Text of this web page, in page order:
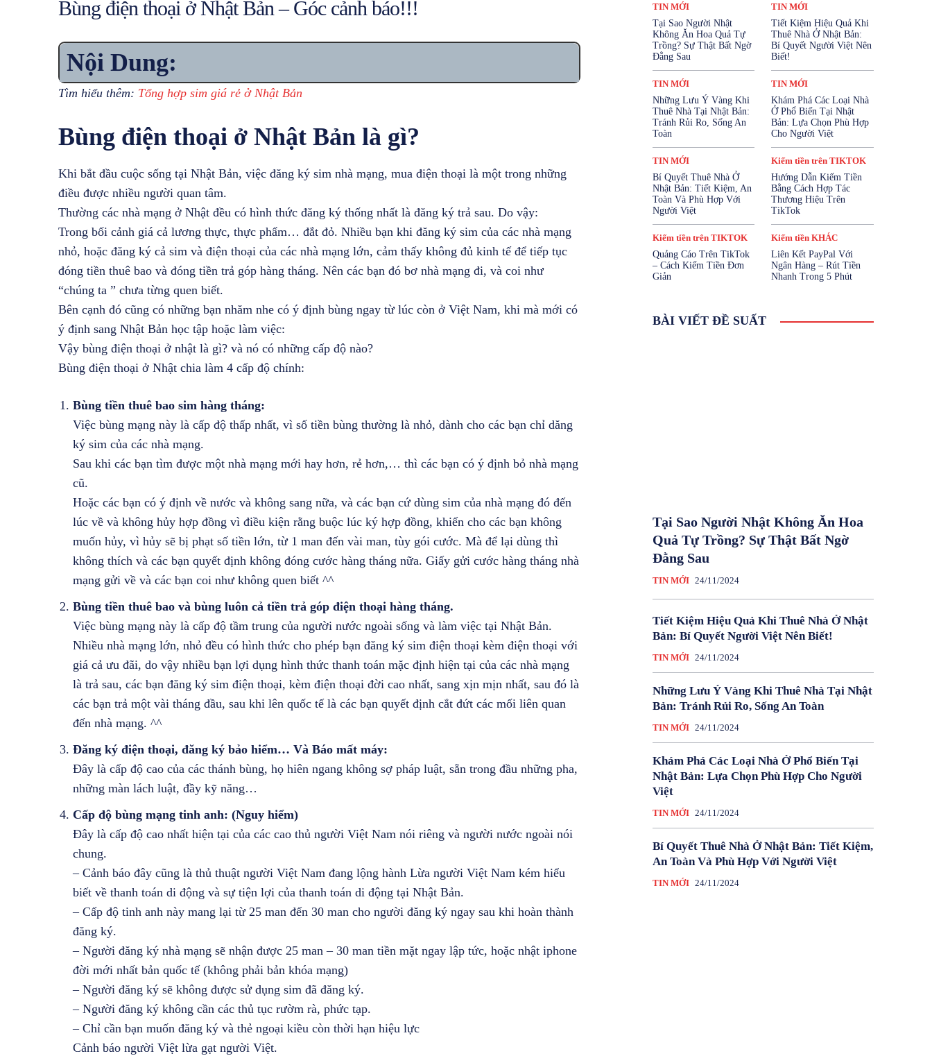
Bùng điện thoại ở Nhật Bản – Góc cảnh báo!!!
Nội Dung:
Tìm hiểu thêm: Tổng hợp sim giá rẻ ở Nhật Bản
Bùng điện thoại ở Nhật Bản là gì?
Khi bắt đầu cuộc sống tại Nhật Bản, việc đăng ký sim nhà mạng, mua điện thoại là một trong những
điều được nhiều người quan tâm.
Thường các nhà mạng ở Nhật đều có hình thức đăng ký thống nhất là đăng ký trả sau. Do vậy:
Trong bối cảnh giá cả lương thực, thực phẩm… đắt đỏ. Nhiều bạn khi đăng ký sim của các nhà mạng
nhỏ, hoặc đăng ký cả sim và điện thoại của các nhà mạng lớn, cảm thấy không đủ kinh tế để tiếp tục
đóng tiền thuê bao và đóng tiền trả góp hàng tháng. Nên các bạn đó bơ nhà mạng đi, và coi như
“chúng ta ” chưa từng quen biết.
Bên cạnh đó cũng có những bạn nhăm nhe có ý định bùng ngay từ lúc còn ở Việt Nam, khi mà mới có
ý định sang Nhật Bản học tập hoặc làm việc:
Vậy bùng điện thoại ở nhật là gì? và nó có những cấp độ nào?
Bùng điện thoại ở Nhật chia làm 4 cấp độ chính:
Bùng tiền thuê bao sim hàng tháng:
Việc bùng mạng này là cấp độ thấp nhất, vì số tiền bùng thường là nhỏ, dành cho các bạn chỉ dăng
ký sim của các nhà mạng.
Sau khi các bạn tìm được một nhà mạng mới hay hơn, rẻ hơn,… thì các bạn có ý định bỏ nhà mạng
cũ.
Hoặc các bạn có ý định về nước và không sang nữa, và các bạn cứ dùng sim của nhà mạng đó đến
lúc về và không hủy hợp đồng vì điều kiện rằng buộc lúc ký hợp đồng, khiến cho các bạn không
muốn hủy, vì hủy sẽ bị phạt số tiền lớn, từ 1 man đến vài man, tùy gói cước. Mà để lại dùng thì
không thích và các bạn quyết định không đóng cước hàng tháng nữa. Giấy gửi cước hàng tháng nhà
mạng gửi về và các bạn coi như không quen biết ^^
Bùng tiền thuê bao và bùng luôn cả tiền trả góp điện thoại hàng tháng.
Việc bùng mạng này là cấp độ tầm trung của người nước ngoài sống và làm việc tại Nhật Bản.
Nhiều nhà mạng lớn, nhỏ đều có hình thức cho phép bạn đăng ký sim điện thoại kèm điện thoại với
giá cả ưu đãi, do vậy nhiều bạn lợi dụng hình thức thanh toán mặc định hiện tại của các nhà mạng
là trả sau, các bạn đăng ký sim điện thoại, kèm điện thoại đời cao nhất, sang xịn mịn nhất, sau đó là
các bạn trả một vài tháng đầu, sau khi lên quốc tế là các bạn quyết định cắt đứt các mối liên quan
đến nhà mạng. ^^
Đăng ký điện thoại, đăng ký bảo hiểm… Và Báo mất máy:
Đây là cấp độ cao của các thánh bùng, họ hiên ngang không sợ pháp luật, sẵn trong đầu những pha,
những màn lách luật, đầy kỹ năng…
Cấp độ bùng mạng tinh anh: (Nguy hiểm)
Đây là cấp độ cao nhất hiện tại của các cao thủ người Việt Nam nói riêng và người nước ngoài nói
chung.
– Cảnh báo đây cũng là thủ thuật người Việt Nam đang lộng hành Lừa người Việt Nam kém hiểu
biết về thanh toán di động và sự tiện lợi của thanh toán di động tại Nhật Bản.
– Cấp độ tinh anh này mang lại từ 25 man đến 30 man cho người đăng ký ngay sau khi hoàn thành
đăng ký.
– Người đăng ký nhà mạng sẽ nhận được 25 man – 30 man tiền mặt ngay lập tức, hoặc nhật iphone
đời mới nhất bản quốc tế (không phải bản khóa mạng)
– Người đăng ký sẽ không được sử dụng sim đã đăng ký.
– Người đăng ký không cần các thủ tục rườm rà, phức tạp.
– Chỉ cần bạn muốn đăng ký và thẻ ngoại kiều còn thời hạn hiệu lực
Cảnh báo người Việt lừa gạt người Việt.
Kiếm tiền trên FACEBOOK
Kiếm tiền trên TIKTOK
Kiếm tiền trên YOUTUBE
Mở Tài Khoản Ngân Hàng
Mua Bảo Hiểm Online
Sản Phẩm Cho Trẻ Em
Tài Chính & Bảo Hiểm
TĂNG CƯỜNG SINH LÝ
Thiết Bị Điện Tử
Thời Trang
Thực Phẩm & Đồ Uống
Vay Tiền Online
Vay Tín Chấp
Nhiều hơn
TIN MỚI
Tại Sao Người Nhật
Không Ăn Hoa Quả Tự
Trồng? Sự Thật Bất Ngờ
Đằng Sau
TIN MỚI
Tiết Kiệm Hiệu Quả Khi
Thuê Nhà Ở Nhật Bản:
Bí Quyết Người Việt Nên
Biết!
TIN MỚI
Những Lưu Ý Vàng Khi
Thuê Nhà Tại Nhật Bản:
Tránh Rủi Ro, Sống An
Toàn
TIN MỚI
Khám Phá Các Loại Nhà
Ở Phổ Biến Tại Nhật
Bản: Lựa Chọn Phù Hợp
Cho Người Việt
TIN MỚI
Bí Quyết Thuê Nhà Ở
Nhật Bản: Tiết Kiệm, An
Toàn Và Phù Hợp Với
Người Việt
Kiếm tiền trên TIKTOK
Hướng Dẫn Kiếm Tiền
Bằng Cách Hợp Tác
Thương Hiệu Trên
TikTok
Kiếm tiền trên TIKTOK
Quảng Cáo Trên TikTok
– Cách Kiếm Tiền Đơn
Giản
Kiếm tiền KHÁC
Liên Kết PayPal Với
Ngân Hàng – Rút Tiền
Nhanh Trong 5 Phút
BÀI VIẾT ĐỀ SUẤT
Tại Sao Người Nhật Không Ăn Hoa
Quả Tự Trồng? Sự Thật Bất Ngờ
Đằng Sau
TIN MỚI 24/11/2024
Tiết Kiệm Hiệu Quả Khi Thuê Nhà Ở Nhật
Bản: Bí Quyết Người Việt Nên Biết!
TIN MỚI 24/11/2024
Những Lưu Ý Vàng Khi Thuê Nhà Tại Nhật
Bản: Tránh Rủi Ro, Sống An Toàn
TIN MỚI 24/11/2024
Khám Phá Các Loại Nhà Ở Phổ Biến Tại
Nhật Bản: Lựa Chọn Phù Hợp Cho Người
Việt
TIN MỚI 24/11/2024
Bí Quyết Thuê Nhà Ở Nhật Bản: Tiết Kiệm,
An Toàn Và Phù Hợp Với Người Việt
TIN MỚI 24/11/2024